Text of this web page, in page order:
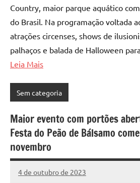
Country, maior parque aquático
do Brasil. Na programação voltada
atrações circenses, shows de
palhaços e balada de Halloween
Leia Mais
Sem categoria
Maior evento com portões
Festa do Peão de Bálsamo
novembro
4 de outubro de 2023
Marcelo
Nenhum